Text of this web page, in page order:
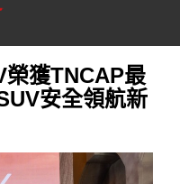
獲TNCAP最
安全領航新